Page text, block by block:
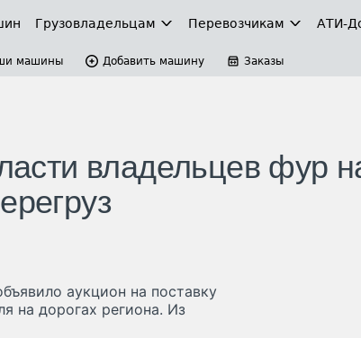
Грузовладельцам Перевозчикам АТИ-
машины Добавить машину Заказы
владельцев фур
аукцион на поставку
на дорогах региона. Из